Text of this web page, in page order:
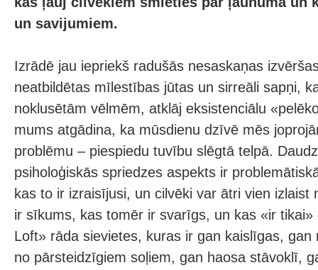
un savijumiem.
Izrādē jau iepriekš radušās nesaskaņas
neatbildētas mīlestības jūtas un sirreāli sapņi,
noklusētām vēlmēm, atklāj eksistenciālu
mums atgādina, ka mūsdienu dzīvē mēs
problēmu – piespiedu tuvību slēgtā telpā.
psiholoģiskās spriedzes aspekts ir
kas to ir izraisījusi, un cilvēki var ātri vien izlaist
ir sīkums, kas tomēr ir svarīgs, un kas «ir tikai»
Loft» rāda sievietes, kuras ir gan kaislīgas, gan
no pārsteidzīgiem soļiem, gan haosa stāvoklī,